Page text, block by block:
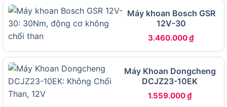
Điện áp sử dụng
Pin 21V (Chân pin phổ thông D21)
Kích thước đầu kẹp
13mm (Đầu kẹp Auto Lock)
(2 cấp độ)
Tốc độ đập (Nhịp
búa)
0 đến 32.000 lần/phút
Lực siết tối đa
Máy khoan Bosch GSR
12V-30
3.460.000₫
Máy Khoan Dongcheng
DCJZ23-10EK
1.559.000₫